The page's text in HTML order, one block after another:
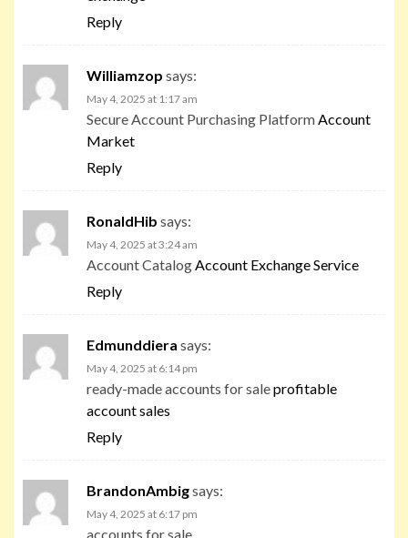
Reply
Williamzop says:
May 4, 2025 at 1:17 am
Secure Account Purchasing Platform Account
Market
Reply
RonaldHib says:
May 4, 2025 at 3:24 am
Account Catalog Account Exchange Service
Reply
Edmunddiera says:
May 4, 2025 at 6:14 pm
ready-made accounts for saleprofitable
account sales
Reply
BrandonAmbigsays:
May 4, 2025 at 6:17 pm
accounts for sale